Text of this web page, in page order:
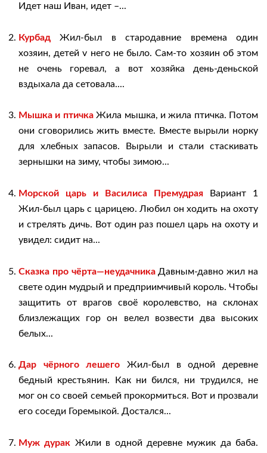
Идет наш Иван, идет –...
Курбад Жил-был в стародавние времена один
хозяин, детей v него не было. Сам-то хозяин об этом
не очень горевал, а вот хозяйка день-деньской
вздыхала да сетовала....
Мышка и птичкаЖила мышка, и жила птичка. Потом
они сговорились жить вместе. Вместе вырыли норку
для хлебных запасов. Вырыли и стали стаскивать
зернышки на зиму, чтобы зимою...
Морской царь и Василиса Премудрая Вариант 1
Жил-был царь с царицею. Любил он ходить на охоту
и стрелять дичь. Вот один раз пошел царь на охоту и
увидел: сидит на...
Сказка про чёрта—неудачникаДавным-давно жил на
свете один мудрый и предприимчивый король. Чтобы
защитить от врагов своё королевство, на склонах
близлежащих гор он велел возвести два высоких
белых...
Дар чёрного лешего Жил-был в одной деревне
бедный крестьянин. Как ни бился, ни трудился, не
мог он со своей семьей прокормиться. Вот и прозвали
его соседи Горемыкой. Достался...
Муж дурак Жили в одной деревне мужик да баба.